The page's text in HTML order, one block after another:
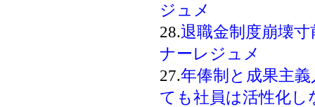
ジュメ
28.退職金制度崩壊
ナーレジュメ
27.年俸制と成果主
ても社員は活性化し